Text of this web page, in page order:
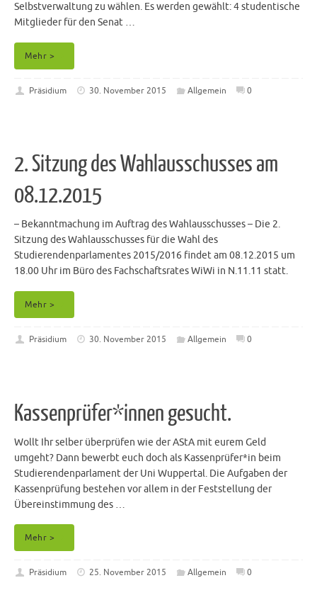
Selbstverwaltung zu wählen. Es werden gewählt: 4 studentische
Mitglieder für den Senat …
Mehr >
Präsidium 30. November 2015 Allgemein 0
2. Sitzung des Wahlausschusses am
08.12.2015
– Bekanntmachung im Auftrag des Wahlausschusses – Die 2.
Sitzung des Wahlausschusses für die Wahl des
Studierendenparlamentes 2015/2016 findet am 08.12.2015 um
18.00 Uhr im Büro des Fachschaftsrates WiWi in N.11.11 statt.
Mehr >
Präsidium 30. November 2015 Allgemein 0
Kassenprüfer*innen gesucht.
Wollt Ihr selber überprüfen wie der AStA mit eurem Geld
umgeht? Dann bewerbt euch doch als Kassenprüfer*in beim
Studierendenparlament der Uni Wuppertal. Die Aufgaben der
Kassenprüfung bestehen vor allem in der Feststellung der
Übereinstimmung des …
Mehr >
Präsidium 25. November 2015 Allgemein 0